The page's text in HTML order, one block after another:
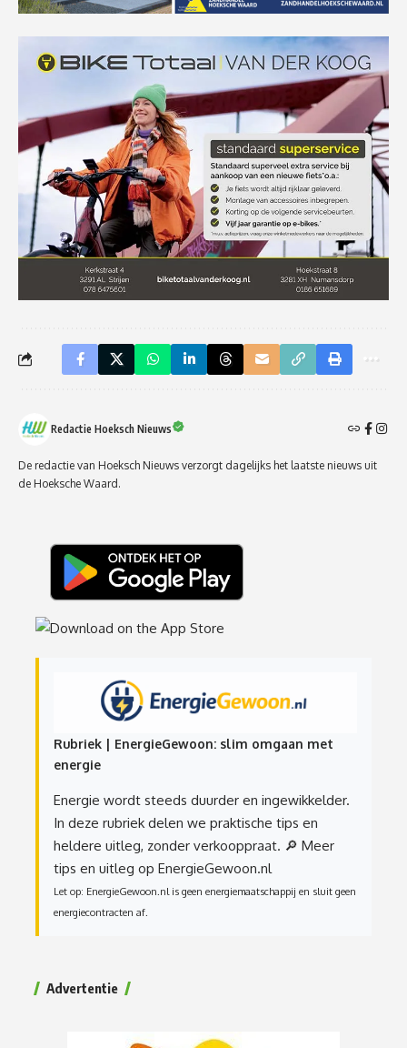
Redactie Hoeksch Nieuws
De redactie van Hoeksch Nieuws verzorgt dagelijks het laatste nieuws uit
de Hoeksche Waard.
Rubriek | EnergieGewoon: slim omgaan met
energie
Energie wordt steeds duurder en ingewikkelder.
In deze rubriek delen we praktische tips en
heldere uitleg, zonder verkooppraat. 🔎 Meer
tips en uitleg op EnergieGewoon.nl
Let op: EnergieGewoon.nl is geen energiemaatschappij en sluit geen
energiecontracten af.
Advertentie